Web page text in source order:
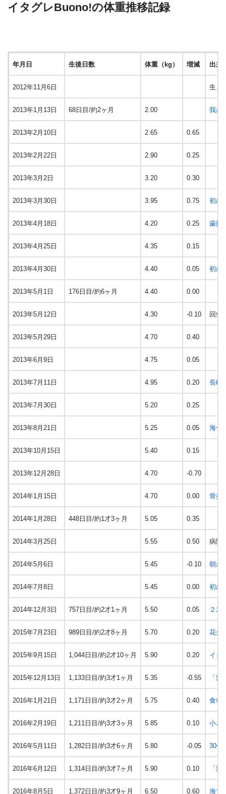
イタグレBuono!の体重推移記録
年月日 生後日数 体重（kg） 増減 出来
2012年11月6日 生ま
2013年1月13日 68日目/約2ヶ月 2.00 我が
2013年2月10日 2.65 0.65
2013年2月22日 2.90 0.25
2013年3月2日 3.20 0.30
2013年3月30日 3.95 0.75 初め
2013年4月18日 4.20 0.25 歯抜
2013年4月25日 4.35 0.15
2013年4月30日 4.40 0.05 初め
2013年5月1日 176日目/約6ヶ月 4.40 0.00
2013年5月12日 4.30 -0.10 回虫
2013年5月29日 4.70 0.40
2013年6月9日 4.75 0.05
2013年7月11日 4.95 0.20 長崎
2013年7月30日 5.20 0.25
2013年8月21日 5.25 0.05 海〜
2013年10月15日 5.40 0.15
2013年12月28日 4.70 -0.70
2014年1月15日 4.70 0.00 骨折
2014年1月28日 448日目/約1才3ヶ月 5.05 0.35
2014年3月25日 5.55 0.50 病院
2014年5月6日 5.45 -0.10 朝か
2014年7月8日 5.45 0.00 初め
2014年12月3日 757日目/約2才1ヶ月 5.50 0.05 ２才
2015年7月23日 989日目/約2才8ヶ月 5.70 0.20 花火
2015年9月15日 1,044日目/約2才10ヶ月 5.90 0.20 イタ
2015年12月13日 1,133日目/約3才1ヶ月 5.35 -0.55 「
2016年1月21日 1,171日目/約3才2ヶ月 5.75 0.40 食い
2016年2月19日 1,211日目/約3才3ヶ月 5.85 0.10 小さ
2016年5月11日 1,282日目/約3才6ヶ月 5.80 -0.05 30代
2016年6月12日 1,314日目/約3才7ヶ月 5.90 0.10 「
2016年8月5日 1,372日目/約3才9ヶ月 6.50 0.60 海で